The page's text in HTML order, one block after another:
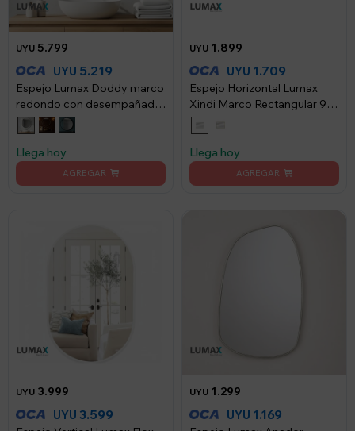
UYU 5.799
UYU 5.219
Espejo Lumax Doddy marco
redondo con desempañador
y luz 90cm - Blanco
Llega hoy
UYU 1.899
UYU 1.709
Espejo Horizontal Lumax
Xindi Marco Rectangular 90
x 70cm - Blanco
Llega hoy
UYU 3.999
UYU 3.599
UYU 1.299
UYU 1.169